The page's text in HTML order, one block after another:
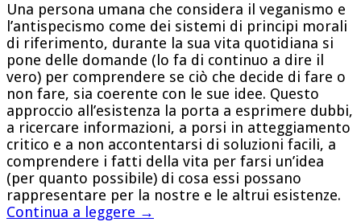
Una persona umana che considera il veganismo e
l’antispecismo come dei sistemi di principi morali
di riferimento, durante la sua vita quotidiana si
pone delle domande (lo fa di continuo a dire il
vero) per comprendere se ciò che decide di fare o
non fare, sia coerente con le sue idee. Questo
approccio all’esistenza la porta a esprimere dubbi,
a ricercare informazioni, a porsi in atteggiamento
critico e a non accontentarsi di soluzioni facili, a
comprendere i fatti della vita per farsi un’idea
(per quanto possibile) di cosa essi possano
rappresentare per la nostre e le altrui esistenze.
Continua a leggere →